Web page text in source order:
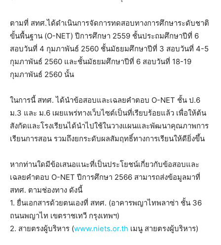
ตามที่ สทศ.ได้ดำเนินการจัดการทดสอบทางการศึกษาระดับชาติ
ขั้นพื้นฐาน (O-NET) ปีการศึกษา 2559 ชั้นประถมศึกษาปีที่ 6
สอบวันที่ 4 กุมภาพันธ์ 2560 ชั้นมัธยมศึกษาปีที่ 3 สอบวันที่ 4-5
กุมภาพันธ์ 2560 และชั้นมัธยมศึกษาปีที่ 6 สอบวันที่ 18-19
กุมภาพันธ์ 2560 นั้น
ในการนี้ สทศ. ได้นำข้อสอบและเฉลยคำตอบ O-NET ชั้น ป.6
ม.3 และ ม.6 เผยแพร่ทางเว็บไซต์เป็นที่เรียบร้อยแล้ว เพื่อให้ต้น
สังกัดและโรงเรียนได้นำไปใช้ในวางแผนและพัฒนาคุณภาพการ
เรียนการสอน รวมถึงยกระดับผลสัมฤทธิ์ทางการเรียนให้ดียิ่งขึ้น
หากท่านใดมีข้อเสนอแนะที่เป็นประโยชน์เกี่ยวกับข้อสอบและ
เฉลยคำตอบ O-NET ปีการศึกษา 2566 สามารถส่งข้อมูลมาที่
สทศ. ตามช่องทาง ดังนี้
1. ยื่นเอกสารด้วยตนเองที่ สทศ. (อาคารพญาไทพลาซ่า ชั้น 36
ถนนพญาไท เขตราชเทวี กรุงเทพฯ)
2. สายตรงผู้บริหาร (www.niets.or.th เมนู สายตรงผู้บริหาร)